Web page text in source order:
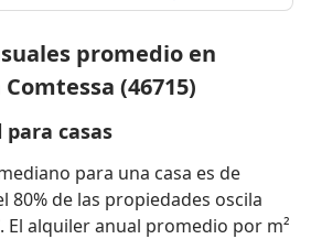
promedio en
(46715)
casas
para una casa es de
80% de las propiedades oscila
. El alquiler anual promedio por m²